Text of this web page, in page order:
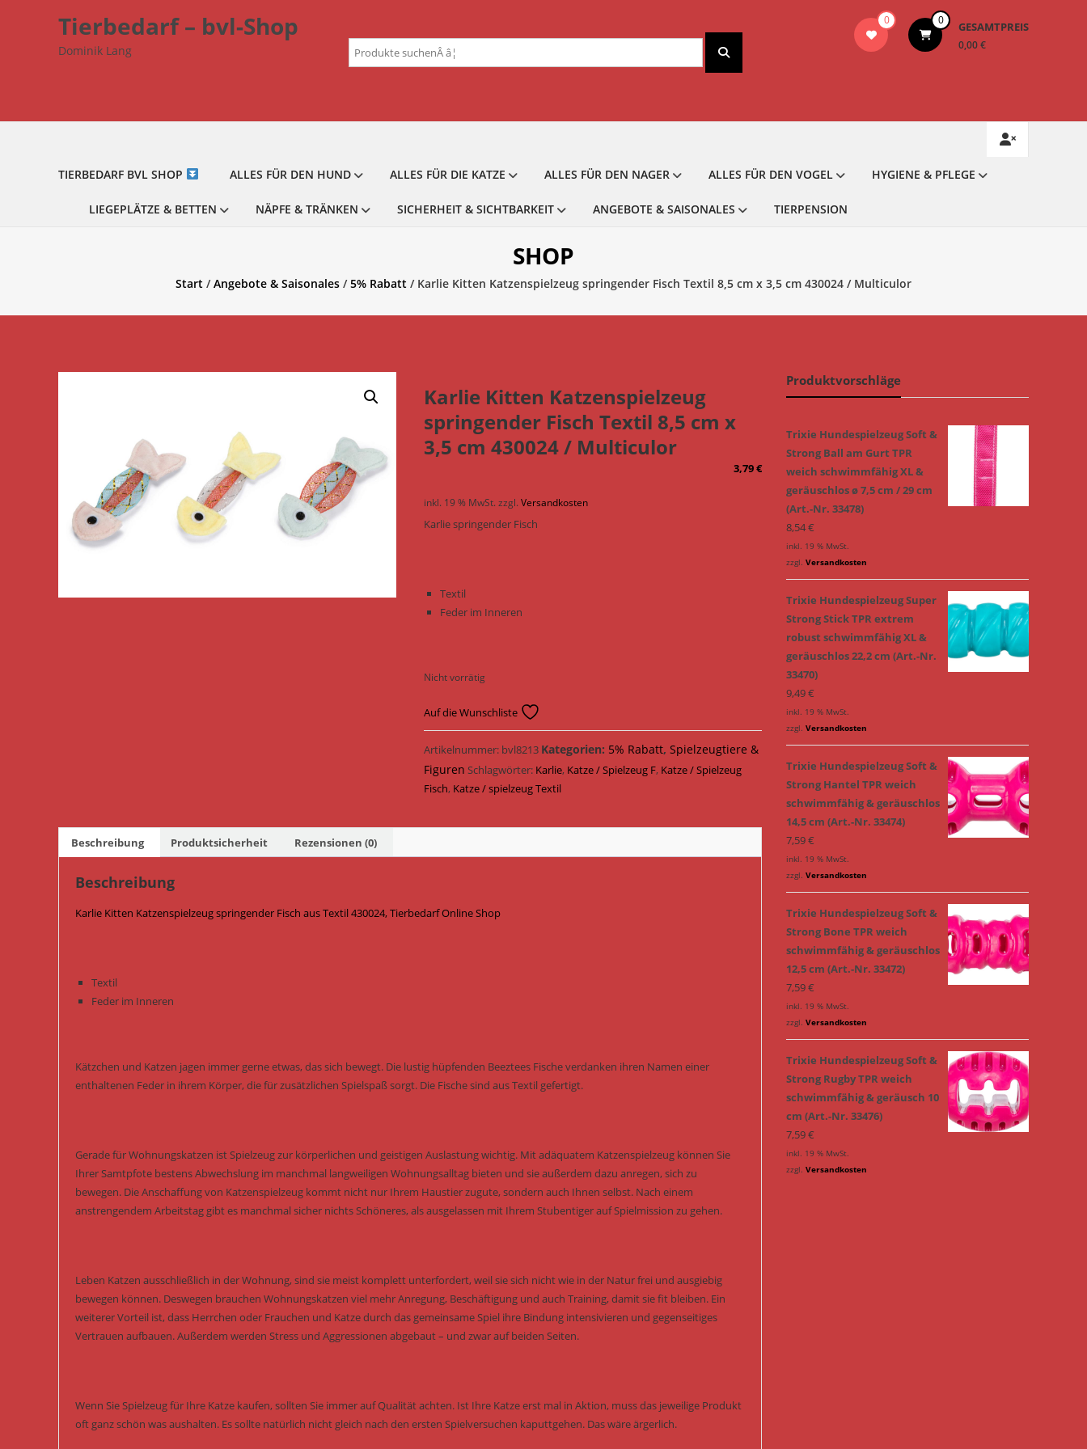
Tierbedarf – bvl-Shop
Dominik Lang
0 0 GESAMTPREIS
0,00 €
Suchen
nach:
TIERBEDARF BVL SHOP ALLES FÜR DEN HUND ALLES FÜR DIE KATZE ALLES FÜR DEN NAGER ALLES FÜR DEN VOGEL HYGIENE & PFLEGE
LIEGEPLÄTZE & BETTEN NÄPFE & TRÄNKEN SICHERHEIT & SICHTBARKEIT ANGEBOTE & SAISONALES TIERPENSION
SHOP
Start /Angebote & Saisonales /5% Rabatt / Karlie Kitten Katzenspielzeug springender Fisch Textil 8,5 cm x 3,5 cm 430024 / Multiculor
Karlie Kitten Katzenspielzeug
springender Fisch Textil 8,5 cm x
3,5 cm 430024 / Multiculor
3,79€
inkl. 19 % MwSt. zzgl.Versandkosten
Karlie springender Fisch
Textil
Feder im Inneren
Nicht vorrätig
Auf die Wunschliste
Artikelnummer: bvl8213 Kategorien: 5% Rabatt,Spielzeugtiere &
Figuren Schlagwörter: Karlie, Katze / Spielzeug F, Katze / Spielzeug
Fisch, Katze / spielzeug Textil
Beschreibung Produktsicherheit Rezensionen (0)
Beschreibung
Karlie Kitten Katzenspielzeug springender Fisch aus Textil 430024, Tierbedarf Online Shop
Textil
Feder im Inneren
Kätzchen und Katzen jagen immer gerne etwas, das sich bewegt. Die lustig hüpfenden Beeztees Fische verdanken ihren Namen einer
enthaltenen Feder in ihrem Körper, die für zusätzlichen Spielspaß sorgt. Die Fische sind aus Textil gefertigt.
Gerade für Wohnungskatzen ist Spielzeug zur körperlichen und geistigen Auslastung wichtig. Mit adäquatem Katzenspielzeug können Sie
Ihrer Samtpfote bestens Abwechslung im manchmal langweiligen Wohnungsalltag bieten und sie außerdem dazu anregen, sich zu
bewegen. Die Anschaffung von Katzenspielzeug kommt nicht nur Ihrem Haustier zugute, sondern auch Ihnen selbst. Nach einem
anstrengendem Arbeitstag gibt es manchmal sicher nichts Schöneres, als ausgelassen mit Ihrem Stubentiger auf Spielmission zu gehen.
Leben Katzen ausschließlich in der Wohnung, sind sie meist komplett unterfordert, weil sie sich nicht wie in der Natur frei und ausgiebig
bewegen können. Deswegen brauchen Wohnungskatzen viel mehr Anregung, Beschäftigung und auch Training, damit sie fit bleiben. Ein
weiterer Vorteil ist, dass Herrchen oder Frauchen und Katze durch das gemeinsame Spiel ihre Bindung intensivieren und gegenseitiges
Vertrauen aufbauen. Außerdem werden Stress und Aggressionen abgebaut – und zwar auf beiden Seiten.
Wenn Sie Spielzeug für Ihre Katze kaufen, sollten Sie immer auf Qualität achten. Ist Ihre Katze erst mal in Aktion, muss das jeweilige Produkt
oft ganz schön was aushalten. Es sollte natürlich nicht gleich nach den ersten Spielversuchen kaputtgehen. Das wäre ärgerlich.
Produktvorschläge
Trixie Hundespielzeug Soft &
Strong Ball am Gurt TPR
weich schwimmfähig XL &
geräuschlos ø 7,5 cm / 29 cm
(Art.-Nr. 33478)
8,54€
inkl. 19 % MwSt.
zzgl. Versandkosten
Trixie Hundespielzeug Super
Strong Stick TPR extrem
robust schwimmfähig XL &
geräuschlos 22,2 cm (Art.-Nr.
33470)
9,49€
inkl. 19 % MwSt.
zzgl. Versandkosten
Trixie Hundespielzeug Soft &
Strong Hantel TPR weich
schwimmfähig & geräuschlos
14,5 cm (Art.-Nr. 33474)
7,59€
inkl. 19 % MwSt.
zzgl. Versandkosten
Trixie Hundespielzeug Soft &
Strong Bone TPR weich
schwimmfähig & geräuschlos
12,5 cm (Art.-Nr. 33472)
7,59€
inkl. 19 % MwSt.
zzgl. Versandkosten
Trixie Hundespielzeug Soft &
Strong Rugby TPR weich
schwimmfähig & geräusch 10
cm (Art.-Nr. 33476)
7,59€
inkl. 19 % MwSt.
zzgl. Versandkosten